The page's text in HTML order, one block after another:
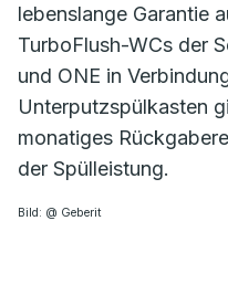
lebenslange Garantie
TurboFlush-WCs der
und ONE in
Unterputzspülkasten
monatiges
der Spülleistung.
Bild: @ Geberit